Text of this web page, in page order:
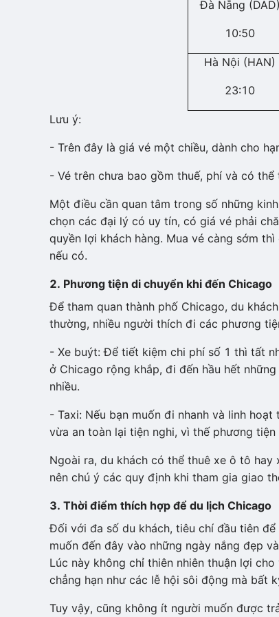
Đà Nẵng (DAD)
10:50
Hà Nội (HAN)
23:10
Lưu ý:
- Trên đây là giá vé một chiều, dành cho
- Vé trên chưa bao gồm thuế, phí và có
Một điều cần quan tâm trong số những
chọn các đại lý có uy tín, có giá vé phải
quyền lợi khách hàng. Mua vé càng sớm
nếu có.
2. Phương tiện di chuyển khi đến Chicago
Để tham quan thành phố Chicago, du
thường, nhiều người thích đi các phương
- Xe buýt: Để tiết kiệm chi phí số 1 thì tất
ở Chicago rộng khắp, đi đến hầu hết
nhiều.
- Taxi: Nếu bạn muốn đi nhanh và linh
vừa an toàn lại tiện nghi, vì thế phương
Ngoài ra, du khách có thể thuê xe ô tô
nên chú ý các quy định khi tham gia giao
3. Thời điểm thích hợp để du lịch Chicago
Đối với đa số du khách, tiêu chí đầu tiên
muốn đến đây vào những ngày nắng đẹp
Lúc này không chỉ thiên nhiên thuận lợi
chẳng hạn như các lễ hội sôi động mà bất
Tuy vậy, cũng không ít người muốn được